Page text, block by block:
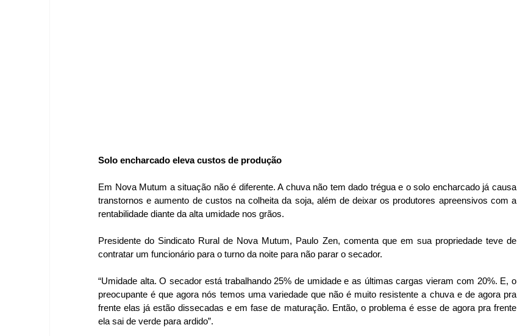
Solo encharcado eleva custos de produção
Em Nova Mutum a situação não é diferente. A chuva não tem dado trégua e o solo encharcado já causa
transtornos e aumento de custos na colheita da soja, além de deixar os produtores apreensivos com a
rentabilidade diante da alta umidade nos grãos.
Presidente do Sindicato Rural de Nova Mutum, Paulo Zen, comenta que em sua propriedade teve de
contratar um funcionário para o turno da noite para não parar o secador.
“Umidade alta. O secador está trabalhando 25% de umidade e as últimas cargas vieram com 20%. E, o
preocupante é que agora nós temos uma variedade que não é muito resistente a chuva e de agora pra
frente elas já estão dissecadas e em fase de maturação. Então, o problema é esse de agora pra frente
ela sai de verde para ardido”.